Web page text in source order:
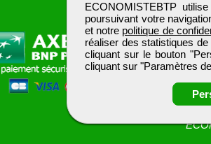
ECONOMISTEBTP
poursuivant votre
et notre politique de
réaliser des statistiques
cliquant sur le bouton
cliquant sur "Paramètres